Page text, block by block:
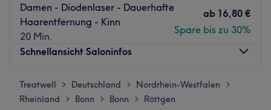
Damen - Diodenlaser - Dauerhafte
Haarentfernung - Kinn
20 Min.
ab 16,80 €
Spare bis zu 30%
Schnellansicht Saloninfos
Montag 14:30–18:30
Dienstag
Treatwell > Deutschland > Nordrhein-Westfalen >
Rheinland > Bonn > Bonn > Röttgen